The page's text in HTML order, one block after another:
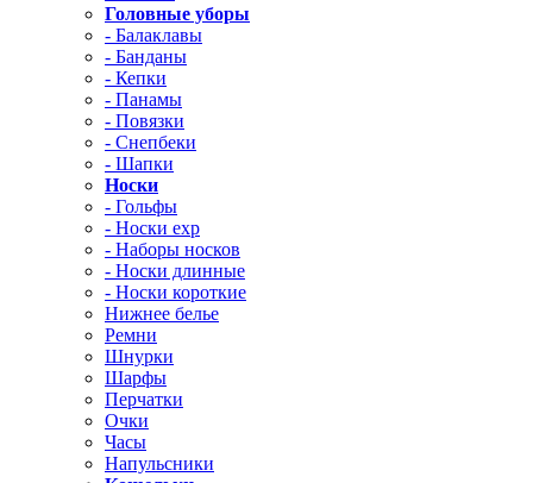
Головные уборы
- Балаклавы
- Банданы
- Кепки
- Панамы
- Повязки
- Снепбеки
- Шапки
Носки
- Гольфы
- Носки exp
- Наборы носков
- Носки длинные
- Носки короткие
Нижнее белье
Ремни
Шнурки
Шарфы
Перчатки
Очки
Часы
Напульсники